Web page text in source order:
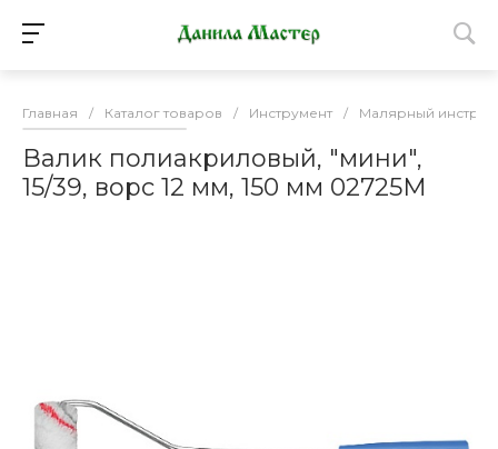
Главная / Каталог товаров / Инструмент / Малярный
Валик полиакриловый, "мини",
15/39, ворс 12 мм, 150 мм 02725М